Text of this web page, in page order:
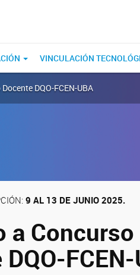
VINCULACIÓN
DQO-FCEN-UBA
9 AL 13 DE JUNIO 2025.
a